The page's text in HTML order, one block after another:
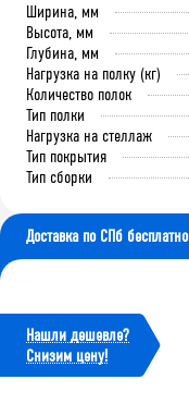
Ширина, мм
Высота, мм
Глубина, мм
Нагрузка на полку (кг)
Количество полок
Тип полки
Нагрузка на стеллаж
Тип покрытия
Тип сборки
Доставка по СПб бесплатно
Нашли дешевле?
Cнизим цену!